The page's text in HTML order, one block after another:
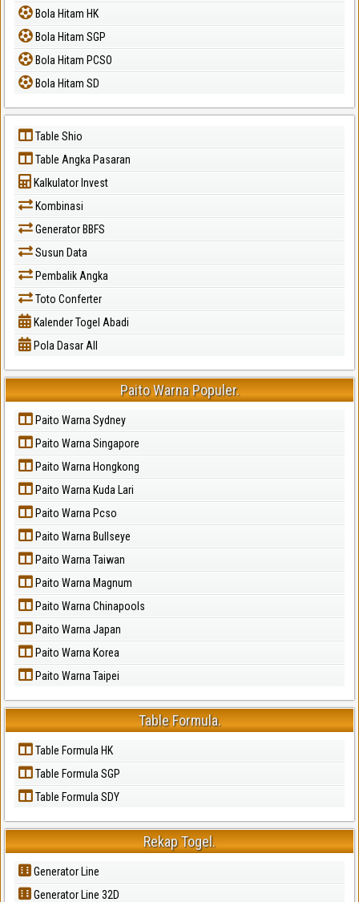
Bola Hitam HK
Bola Hitam SGP
Bola Hitam PCSO
Bola Hitam SD
Table Shio
Table Angka Pasaran
Kalkulator Invest
Kombinasi
Generator BBFS
Susun Data
Pembalik Angka
Toto Conferter
Kalender Togel Abadi
Pola Dasar All
Paito Warna Populer.
Paito Warna Sydney
Paito Warna Singapore
Paito Warna Hongkong
Paito Warna Kuda Lari
Paito Warna Pcso
Paito Warna Bullseye
Paito Warna Taiwan
Paito Warna Magnum
Paito Warna Chinapools
Paito Warna Japan
Paito Warna Korea
Paito Warna Taipei
Table Formula.
Table Formula HK
Table Formula SGP
Table Formula SDY
Rekap Togel.
Generator Line
Generator Line 32D